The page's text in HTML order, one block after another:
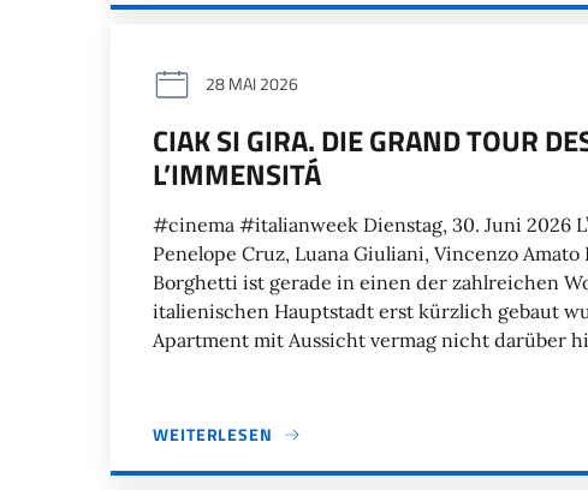
28 MAI 2026
CIAK SI GIRA. DIE GRAND TOUR
L’IMMENSITÁ
#cinema #italianweek Dienstag, 30. Juni 2026
Penelope Cruz, Luana Giuliani, Vincenzo
Borghetti ist gerade in einen der zahlreichen
italienischen Hauptstadt erst kürzlich gebaut
Apartment mit Aussicht vermag nicht darüber
WEITERLESEN